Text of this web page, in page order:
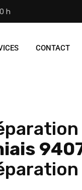
h
CONTACT